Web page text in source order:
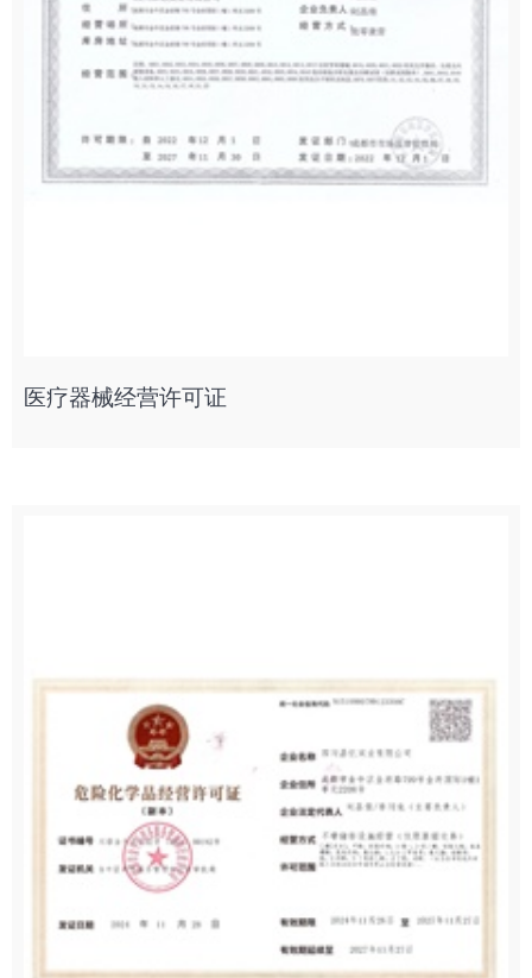
医疗器械经营许可证